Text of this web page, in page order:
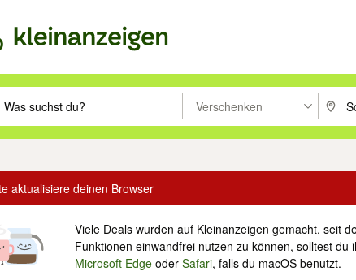
eingeben. Eingabetaste drücken um zu suchen, oder
Verschenken PLZ
aktualisiere deinen Browser
Viele Deals wurden auf Kleinanzeigen gemacht, seit
Funktionen einwandfrei nutzen zu können, solltest
Microsoft Edge oderSafari, falls du macOS benutzt.